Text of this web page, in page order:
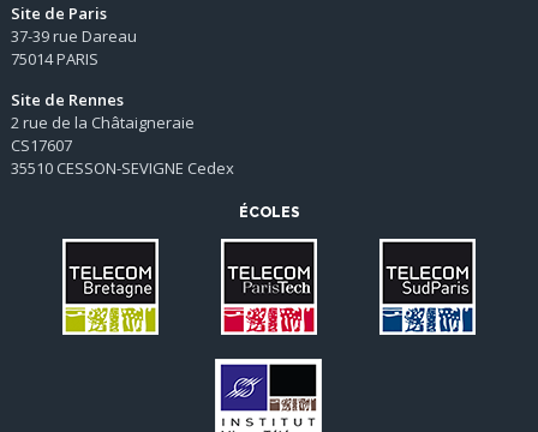
Site de Paris
37-39 rue Dareau
75014 PARIS
Site de Rennes
2 rue de la Châtaigneraie
CS17607
35510 CESSON-SEVIGNE Cedex
ÉCOLES